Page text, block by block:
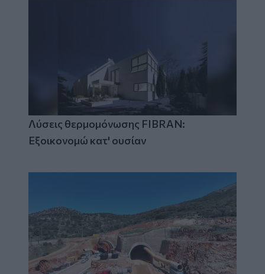
Λύσεις θερμομόνωσης FIBRAN:
Εξοικονομώ κατ' ουσίαν